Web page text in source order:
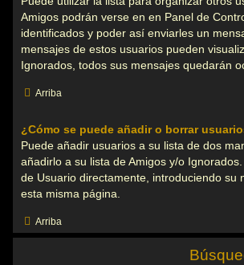
Amigos podrán verse en en Panel de
identificados y poder así enviarles un
mensajes de estos usuarios pueden
Ignorados, todos sus mensajes quedarán
Arriba
¿Cómo se puede añadir o borrar
Puede añadir usuarios a su lista de dos
añadirlo a su lista de Amigos y/o
de Usuario directamente, introduciendo su
esta misma página.
Arriba